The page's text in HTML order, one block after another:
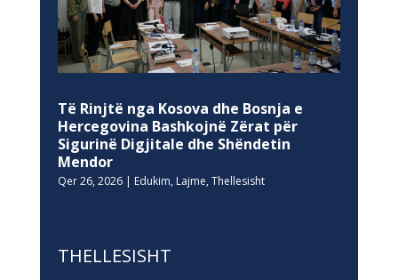
Të Rinjtë nga Kosova dhe Bosnja e
Hercegovina Bashkojnë Zërat për
Sigurinë Digjitale dhe Shëndetin
Mendor
Qer 26, 2026| Edukim, Lajme, Thellesisht
THELLESISHT